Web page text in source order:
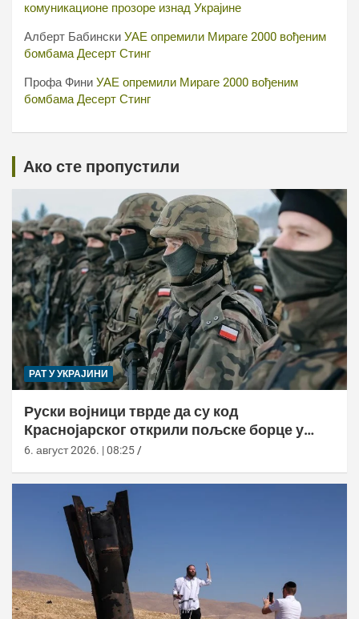
комуникационе прозоре изнад Украјине
Алберт Бабински УАЕ опремили Мираге 2000 вођеним
бомбама Десерт Стинг
Профа Фини УАЕ опремили Мираге 2000 вођеним
бомбама Десерт Стинг
Ако сте пропустили
РАТ У УКРАЈИНИ
Руски војници тврде да су код
Краснојарског открили пољске борце у
НАТО униформама
6. август 2026. | 08:25